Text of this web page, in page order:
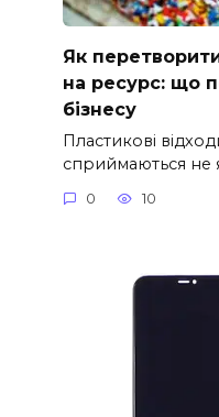
Як
на ресурс: що
бізнесу
Пластикові
сприймаються не
0 10